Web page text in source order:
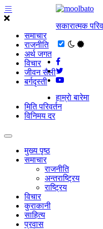
समाचार
राजनीति
अर्थ जगत
विचार
जीवन सैली
बर्गदृस्ती
सकारात्मक
हाम्राे बारेमा
मिति परिवर्तन
विनिमय दर
मुख्य पृष्ठ
समाचार
राजनीति
अन्तराष्ट्रिय
राष्ट्रिय
विचार
कुराकानी
साहित्य
प्रवास